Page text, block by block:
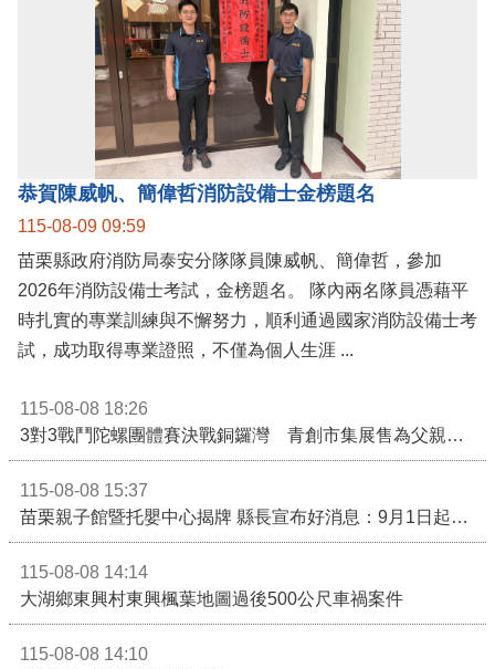
恭賀陳威帆、簡偉哲消防設備士金榜題名
115-08-09 09:59
苗栗縣政府消防局泰安分隊隊員陳威帆、簡偉哲，參加
2026年消防設備士考試，金榜題名。 隊內兩名隊員憑藉平
時扎實的專業訓練與不懈努力，順利通過國家消防設備士考
試，成功取得專業證照，不僅為個人生涯 ...
115-08-08 18:26
3對3戰鬥陀螺團體賽決戰銅鑼灣 青創市集展售為父親節增添繽紛
115-08-08 15:37
苗栗親子館暨托嬰中心揭牌 縣長宣布好消息：9月1日起調降臨時托嬰費用
115-08-08 14:14
大湖鄉東興村東興楓葉地圖過後500公尺車禍案件
115-08-08 14:10